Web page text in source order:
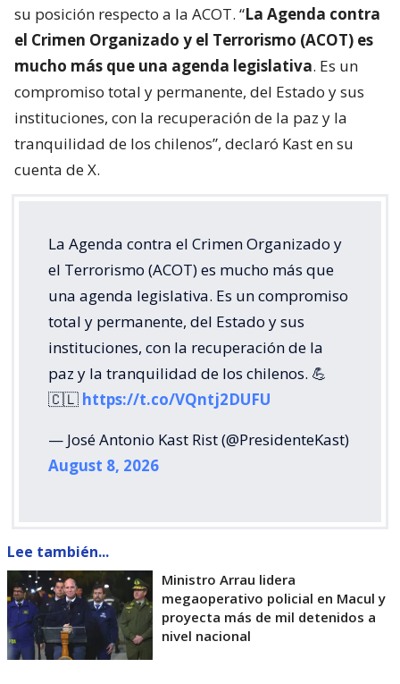
su posición respecto a la ACOT. “La Agenda contra
el Crimen Organizado y el Terrorismo (ACOT) es
mucho más que una agenda legislativa. Es un
compromiso total y permanente, del Estado y sus
instituciones, con la recuperación de la paz y la
tranquilidad de los chilenos”, declaró Kast en su
cuenta de X.
La Agenda contra el Crimen Organizado y
el Terrorismo (ACOT) es mucho más que
una agenda legislativa. Es un compromiso
total y permanente, del Estado y sus
instituciones, con la recuperación de la
paz y la tranquilidad de los chilenos. 💪
🇨🇱 https://t.co/VQntj2DUFU
— José Antonio Kast Rist (@PresidenteKast)
August 8, 2026
Lee también...
Ministro Arrau lidera
megaoperativo policial en Macul y
proyecta más de mil detenidos a
nivel nacional